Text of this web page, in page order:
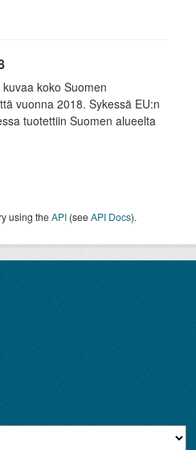
koko Suomen
vuonna 2018. Sykessä EU:n
tuotettiin Suomen alueelta
using theAPI (seeAPI Docs).